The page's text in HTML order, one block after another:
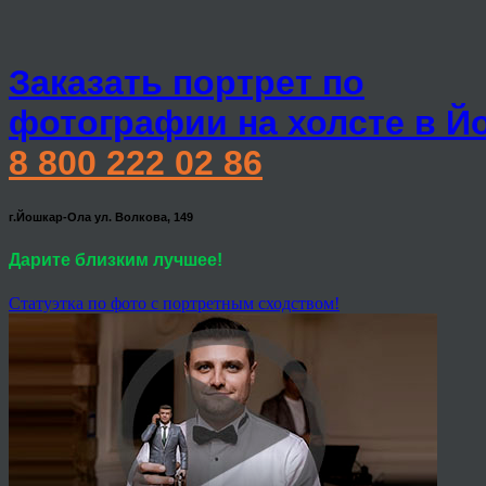
Заказать портрет по
фотографии на холсте в
8 800 222 02 86
г.Йошкар-Ола ул. Волкова, 149
Дарите близким лучшее!
Статуэтка по фото с портретным сходством!